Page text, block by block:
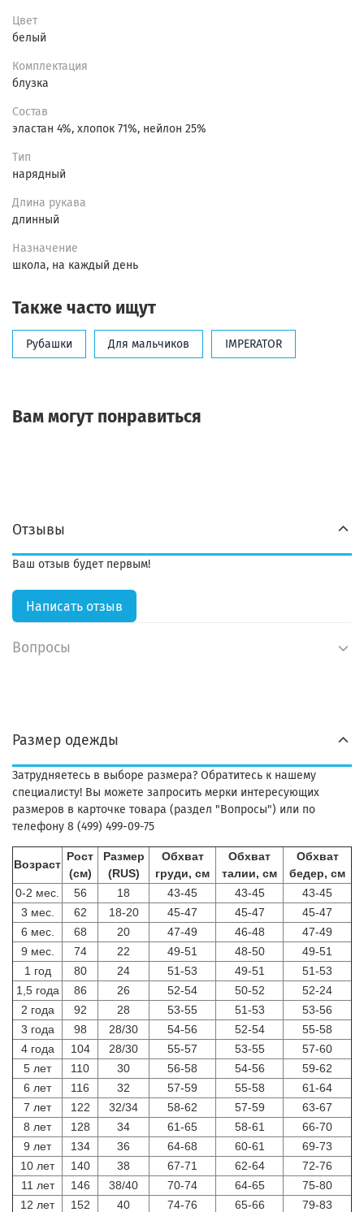
Цвет
белый
Комплектация
блузка
Состав
эластан 4%, хлопок 71%, нейлон 25%
Тип
нарядный
Длина рукава
длинный
Назначение
школа, на каждый день
Также часто ищут
Рубашки Для мальчиков IMPERATOR
Вам могут понравиться
Отзывы
Ваш отзыв будет первым!
Написать отзыв
Вопросы
Размер одежды
Затрудняетесь в выборе размера? Обратитесь к нашему
специалисту! Вы можете запросить мерки интересующих
размеров в карточке товара (раздел "Вопросы") или по
телефону 8 (499) 499-09-75
Возраст
Рост
(см)
Размер
(RUS)
Обхват
груди, см
Обхват
талии, см
Обхват
бедер, см
0-2 мес.
56 18 43-45 43-45
43-45
3 мес.
62 18-20 45-47 45-47
45-47
6 мес.
68 20 47-49 46-48
47-49
9 мес.
74 22 49-51 48-50
49-51
1 год
80 24 51-53 49-51
51-53
1,5 года
86 26 52-54 50-52
52-24
2 года
92 28 53-55 51-53
53-56
3 года
98 28/30 54-56 52-54
55-58
4 года
104 28/30 55-57 53-55
57-60
5 лет
110 30 56-58 54-56
59-62
6 лет
116 32 57-59 55-58
61-64
7 лет
122 32/34 58-62 57-59
63-67
8 лет
128 34 61-65 58-61
66-70
9 лет
134 36 64-68 60-61
69-73
10 лет
140 38 67-71 62-64
72-76
11 лет
146 38/40 70-74 64-65
75-80
12 лет
152 40 74-76 65-66
79-83